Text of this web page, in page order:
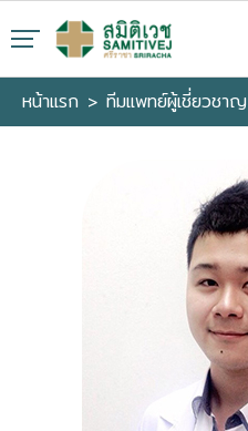
หน้าแรก ทีมแพทย์ผู้เชี่ยวชาญ